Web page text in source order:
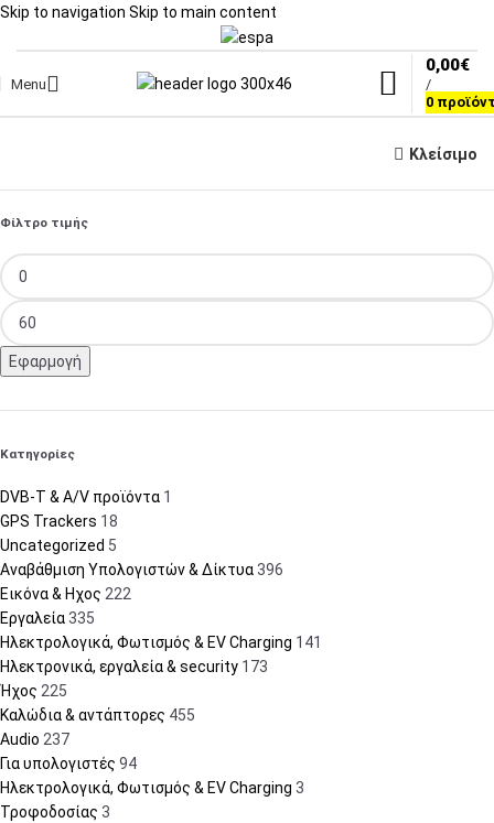
Skip to navigation Skip to main content
Menu
0
/
0,00€
Κλείσιμο
Φίλτρο τιμής
Εφαρμογή
Κατηγορίες
DVB-T & A/V προϊόντα 1
GPS Trackers 18
Uncategorized 5
Αναβάθμιση Υπολογιστών & Δίκτυα 396
Εικόνα & Ηχος 222
Εργαλεία 335
Ηλεκτρολογικά, Φωτισμός & EV Charging 141
Ηλεκτρονικά, εργαλεία & security 173
Ήχος 225
Καλώδια & αντάπτορες 455
Audio 237
Για υπολογιστές 94
Ηλεκτρολογικά, Φωτισμός & EV Charging 3
Τροφοδοσίας 3